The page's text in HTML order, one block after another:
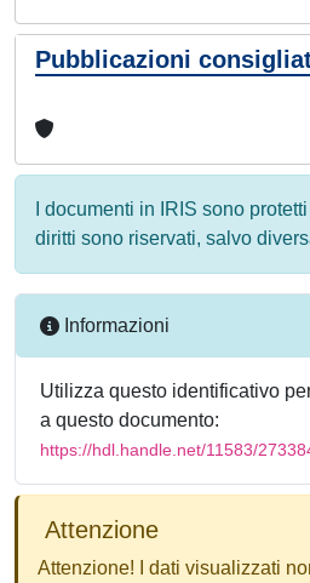
Pubblicazioni
I documenti in IRIS sono
diritti sono riservati, salvo
Informazioni
Utilizza questo identificativo
a questo documento:
https://hdl.handle.net/11583/
Attenzione
Attenzione! I dati visualizzati